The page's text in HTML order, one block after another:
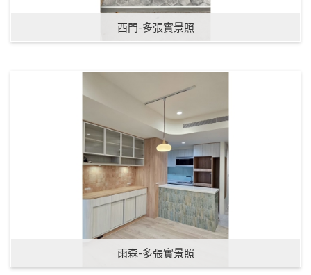
西門-多張實景照
雨森-多張實景照